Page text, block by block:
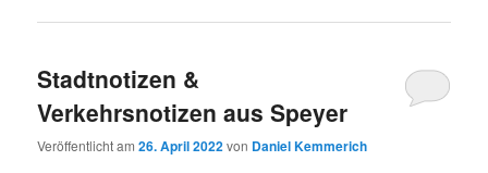
Stadtnotizen &
Verkehrsnotizen aus Speyer
Veröffentlicht am26. April 2022von Daniel Kemmerich